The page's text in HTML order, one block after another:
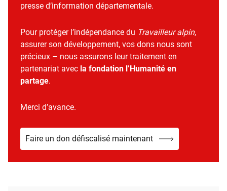
presse d’information départementale.
Pour protéger l’indépendance du Travailleur alpin,
assurer son développement, vos dons nous sont
précieux – nous assurons leur traitement en
partenariat avec la fondation l’Humanité en
partage.
Merci d’avance.
Faire un don défiscalisé maintenant